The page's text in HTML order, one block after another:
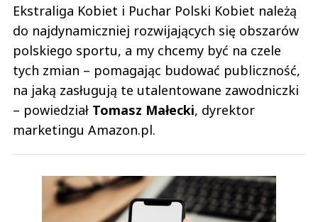
Ekstraliga Kobiet i Puchar Polski Kobiet należą
do najdynamiczniej rozwijających się obszarów
polskiego sportu, a my chcemy być na czele
tych zmian – pomagając budować publiczność,
na jaką zasługują te utalentowane zawodniczki
– powiedział Tomasz Małecki, dyrektor
marketingu Amazon.pl.